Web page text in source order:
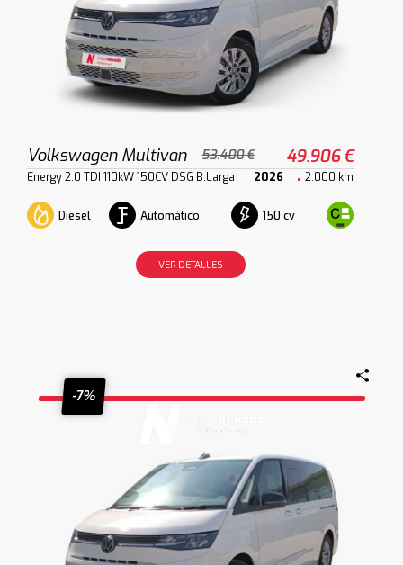
Volkswagen Multivan 53.400 € 49.906 €
Energy 2.0 TDI 110kW 150CV DSG B.Larga 2026 2.000 km
Diesel Automático 150 cv
VER DETALLES
-7%